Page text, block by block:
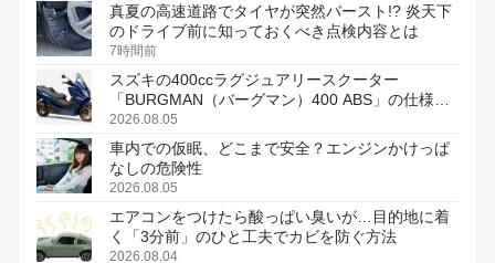
真夏の高速道路でタイヤが突然バースト!? 炎天下
のドライブ前に知っておくべき点検内容とは
7時間前
スズキの400ccラグジュアリースクーター
「BURGMAN（バーグマン）400 ABS」の仕様を
変更し、8月18日に発売
2026.08.05
車内での仮眠、どこまで安全？エンジンかけっぱ
なしの危険性
2026.08.05
エアコンをつけたら酸っぱい臭いが…目的地に着
く「3分前」のひと工夫でカビを防ぐ方法
2026.08.04